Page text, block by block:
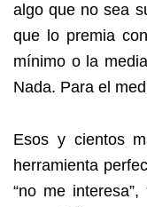
algo que no sea
que lo premia
mínimo o la
Nada. Para el
Esos y cientos
herramienta
“no me interesa”,